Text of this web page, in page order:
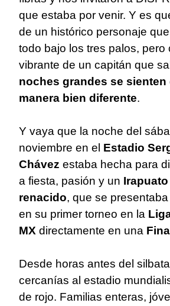
que estaba por venir. Y es
de un histórico personaje
todo bajo los tres palos, pero
vibrante de un capitán que
noches grandes se sienten
manera bien diferente.
Y vaya que la noche del
noviembre en el Estadio
Chávez estaba hecha para
a fiesta, pasión y un Irapuato
renacido, que se
en su primer torneo en la
MX directamente en una
Desde horas antes del
cercanías al estadio
de rojo. Familias enteras,